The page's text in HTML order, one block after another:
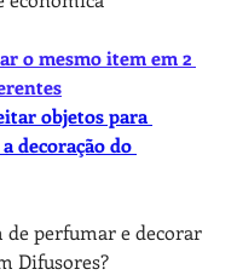
o mesmo item em 2
objetos para
decoração do
de perfumar e decorar
Difusores?